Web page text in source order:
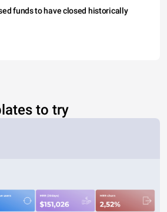
funds to have closed historically
to try